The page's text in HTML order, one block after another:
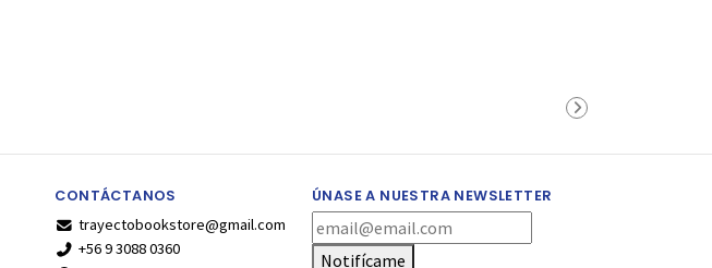
CONTÁCTANOS
trayectobookstore@gmail.com
+56 9 3088 0360
ÚNASE A NUESTRA NEWSLETTER
Notifícame